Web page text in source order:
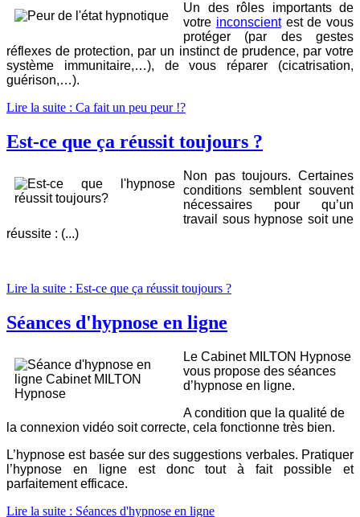
Un des rôles importants de
votre inconscientest de vous
protéger (par des gestes
réflexes de protection, par un instinct de prudence, par votre
système immunitaire,…), de vous réparer (cicatrisation,
guérison,…).
Lire la suite : Ca fait un peu peur !?
Est-ce que ça réussit toujours ?
Non pas toujours. Certaines
conditions semblent souvent
nécessaires pour qu’un
travail sous hypnose soit une
réussite : (...)
Lire la suite : Est-ce que ça réussit toujours ?
Séances d'hypnose en ligne
Le Cabinet MILTON Hypnose
vous propose des séances
d’hypnose en ligne.
A condition que la qualité de
la connexion vidéo soit correcte, cela fonctionne très bien.
L’hypnose est basée sur des suggestions verbales. Pratiquer
l’hypnose en ligne est donc tout à fait possible et
parfaitement efficace.
Lire la suite : Séances d'hypnose en ligne